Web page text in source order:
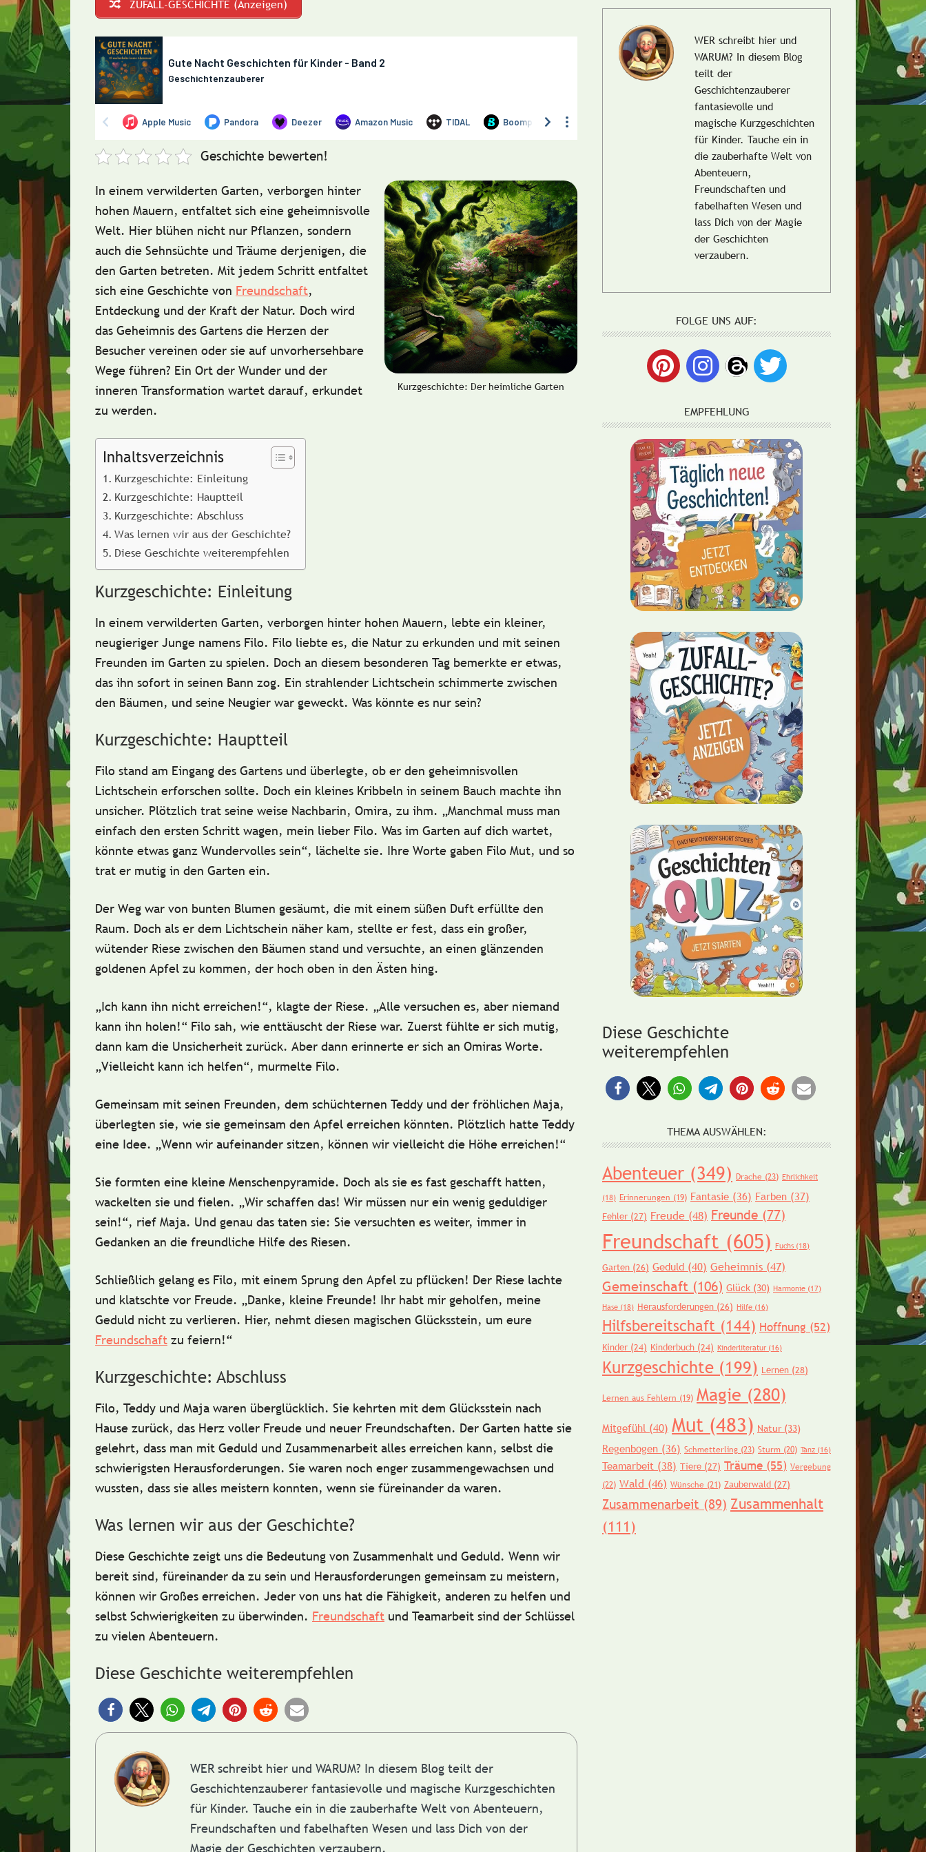
ZUFALL-GESCHICHTE (Anzeigen)
Geschichte bewerten!
Kurzgeschichte: Der heimliche Garten
In einem verwilderten Garten, verborgen hinter
hohen Mauern, entfaltet sich eine geheimnisvolle
Welt. Hier blühen nicht nur Pflanzen, sondern
auch die Sehnsüchte und Träume derjenigen, die
den Garten betreten. Mit jedem Schritt entfaltet
sich eine Geschichte von Freundschaft,
Entdeckung und der Kraft der Natur. Doch wird
das Geheimnis des Gartens die Herzen der
Besucher vereinen oder sie auf unvorhersehbare
Wege führen? Ein Ort der Wunder und der
inneren Transformation wartet darauf, erkundet
zu werden.
Inhaltsverzeichnis
Kurzgeschichte: Einleitung
Kurzgeschichte: Hauptteil
Kurzgeschichte: Abschluss
Was lernen wir aus der Geschichte?
Diese Geschichte weiterempfehlen
Kurzgeschichte: Einleitung
In einem verwilderten Garten, verborgen hinter hohen Mauern, lebte ein kleiner,
neugieriger Junge namens Filo. Filo liebte es, die Natur zu erkunden und mit seinen
Freunden im Garten zu spielen. Doch an diesem besonderen Tag bemerkte er etwas,
das ihn sofort in seinen Bann zog. Ein strahlender Lichtschein schimmerte zwischen
den Bäumen, und seine Neugier war geweckt. Was könnte es nur sein?
Kurzgeschichte: Hauptteil
Filo stand am Eingang des Gartens und überlegte, ob er den geheimnisvollen
Lichtschein erforschen sollte. Doch ein kleines Kribbeln in seinem Bauch machte ihn
unsicher. Plötzlich trat seine weise Nachbarin, Omira, zu ihm. „Manchmal muss man
einfach den ersten Schritt wagen, mein lieber Filo. Was im Garten auf dich wartet,
könnte etwas ganz Wundervolles sein“, lächelte sie. Ihre Worte gaben Filo Mut, und so
trat er mutig in den Garten ein.
Der Weg war von bunten Blumen gesäumt, die mit einem süßen Duft erfüllte den
Raum. Doch als er dem Lichtschein näher kam, stellte er fest, dass ein großer,
wütender Riese zwischen den Bäumen stand und versuchte, an einen glänzenden
goldenen Apfel zu kommen, der hoch oben in den Ästen hing.
„Ich kann ihn nicht erreichen!“, klagte der Riese. „Alle versuchen es, aber niemand
kann ihn holen!“ Filo sah, wie enttäuscht der Riese war. Zuerst fühlte er sich mutig,
dann kam die Unsicherheit zurück. Aber dann erinnerte er sich an Omiras Worte.
„Vielleicht kann ich helfen“, murmelte Filo.
Gemeinsam mit seinen Freunden, dem schüchternen Teddy und der fröhlichen Maja,
überlegten sie, wie sie gemeinsam den Apfel erreichen könnten. Plötzlich hatte Teddy
eine Idee. „Wenn wir aufeinander sitzen, können wir vielleicht die Höhe erreichen!“
Sie formten eine kleine Menschenpyramide. Doch als sie es fast geschafft hatten,
wackelten sie und fielen. „Wir schaffen das! Wir müssen nur ein wenig geduldiger
sein!“, rief Maja. Und genau das taten sie: Sie versuchten es weiter, immer in
Gedanken an die freundliche Hilfe des Riesen.
Schließlich gelang es Filo, mit einem Sprung den Apfel zu pflücken! Der Riese lachte
und klatschte vor Freude. „Danke, kleine Freunde! Ihr habt mir geholfen, meine
Geduld nicht zu verlieren. Hier, nehmt diesen magischen Glücksstein, um eure
Freundschaft zu feiern!“
Kurzgeschichte: Abschluss
Filo, Teddy und Maja waren überglücklich. Sie kehrten mit dem Glücksstein nach
Hause zurück, das Herz voller Freude und neuer Freundschaften. Der Garten hatte sie
gelehrt, dass man mit Geduld und Zusammenarbeit alles erreichen kann, selbst die
schwierigsten Herausforderungen. Sie waren noch enger zusammengewachsen und
wussten, dass sie alles meistern konnten, wenn sie füreinander da waren.
Was lernen wir aus der Geschichte?
Diese Geschichte zeigt uns die Bedeutung von Zusammenhalt und Geduld. Wenn wir
bereit sind, füreinander da zu sein und Herausforderungen gemeinsam zu meistern,
können wir Großes erreichen. Jeder von uns hat die Fähigkeit, anderen zu helfen und
selbst Schwierigkeiten zu überwinden. Freundschaft und Teamarbeit sind der Schlüssel
zu vielen Abenteuern.
Diese Geschichte weiterempfehlen
WER schreibt hier und WARUM? In diesem Blog teilt der
Geschichtenzauberer fantasievolle und magische Kurzgeschichten
für Kinder. Tauche ein in die zauberhafte Welt von Abenteuern,
Freundschaften und fabelhaften Wesen und lass Dich von der
Magie der Geschichten verzaubern.
WER schreibt hier und
WARUM? In diesem Blog
teilt der
Geschichtenzauberer
fantasievolle und
magische Kurzgeschichten
für Kinder. Tauche ein in
die zauberhafte Welt von
Abenteuern,
Freundschaften und
fabelhaften Wesen und
lass Dich von der Magie
der Geschichten
verzaubern.
FOLGE UNS AUF:
EMPFEHLUNG
Diese Geschichte
weiterempfehlen
THEMA AUSWÄHLEN:
Abenteuer (349) Drache (23) Ehrlichkeit
(18) Erinnerungen (19) Fantasie (36) Farben (37)
Fehler (27) Freude (48) Freunde (77)
Freundschaft (605) Fuchs (18)
Garten (26) Geduld (40) Geheimnis (47)
Gemeinschaft (106) Glück (30) Harmonie (17)
Hase (18) Herausforderungen (26) Hilfe (16)
Hilfsbereitschaft (144) Hoffnung (52)
Kinder (24) Kinderbuch (24) Kinderliteratur (16)
Kurzgeschichte (199) Lernen (28)
Lernen aus Fehlern (19) Magie (280)
Mitgefühl (40) Mut (483) Natur(33)
Regenbogen (36) Schmetterling (23) Sturm (20) Tanz (16)
Teamarbeit (38) Tiere (27) Träume (55) Vergebung
(22) Wald (46) Wünsche (21) Zauberwald (27)
Zusammenarbeit (89) Zusammenhalt
(111)